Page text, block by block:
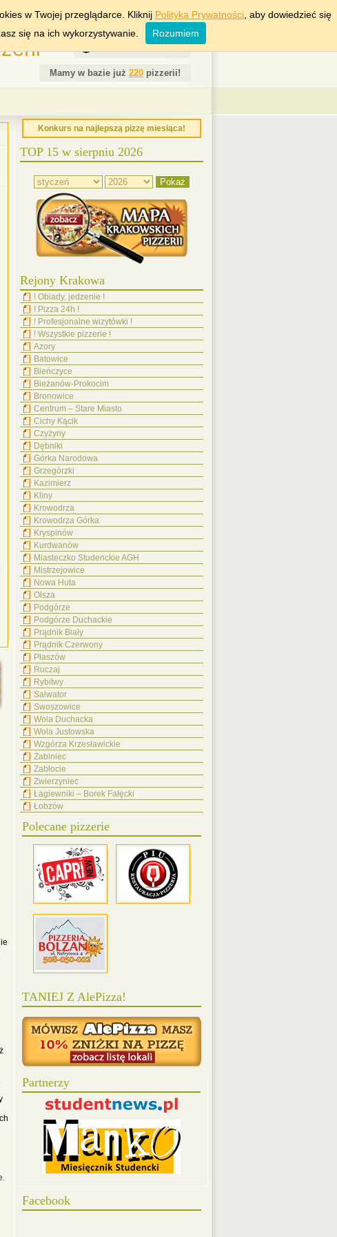
WARSZAWA WROCŁAW
6 Sierpień 2026
Mamy w bazie już 220 pizzerii!
.
Konkurs na najlepszą pizzę miesiąca!
TOP 15 w sierpniu 2026
Rejony Krakowa
! Obiady, jedzenie !
! Pizza 24h !
! Profesjonalne wizytówki !
! Wszystkie pizzerie !
Azory
Batowice
Bieńczyce
Bieżanów-Prokocim
Bronowice
Centrum – Stare Miasto
Cichy Kącik
Czyżyny
Dębniki
Górka Narodowa
Grzegórzki
Kazimierz
Kliny
Krowodrza
Krowodrza Górka
Kryspinów
Kurdwanów
Miasteczko Studenckie AGH
Mistrzejowice
Nowa Huta
Olsza
Podgórze
Podgórze Duchackie
Prądnik Biały
Prądnik Czerwony
Płaszów
Ruczaj
Rybitwy
Salwator
Swoszowice
Wola Duchacka
Wola Justowska
Wzgórza Krzesławickie
Żabiniec
Zabłocie
Zwierzyniec
Łagiewniki – Borek Fałęcki
Łobzów
Polecane pizzerie
TANIEJ Z AlePizza!
Partnerzy
Facebook
w Twojej przeglądarce. Kliknij Polityka Prywatności , aby dowiedzieć się
się na ich wykorzystywanie.
Rozumiem